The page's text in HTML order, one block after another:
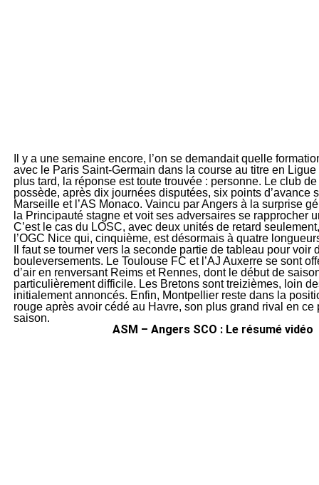
Il y a une semaine encore, l’on se demandait quelle
avec le Paris Saint-Germain dans la course au titre en
plus tard, la réponse est toute trouvée : personne. Le club
possède, après dix journées disputées, six points d’avance
Marseille et l’AS Monaco. Vaincu par Angers à la surprise
la Principauté stagne et voit ses adversaires se rapprocher
C’est le cas du LOSC, avec deux unités de retard
l’OGC Nice qui, cinquième, est désormais à quatre
Il faut se tourner vers la seconde partie de tableau pour voir
bouleversements. Le Toulouse FC et l’AJ Auxerre se sont
d’air en renversant Reims et Rennes, dont le début de
particulièrement difficile. Les Bretons sont treizièmes, loin
initialement annoncés. Enfin, Montpellier reste dans la
rouge après avoir cédé au Havre, son plus grand rival en ce
saison.
ASM – Angers SCO : Le résumé vidéo